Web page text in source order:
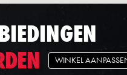
WINKEL